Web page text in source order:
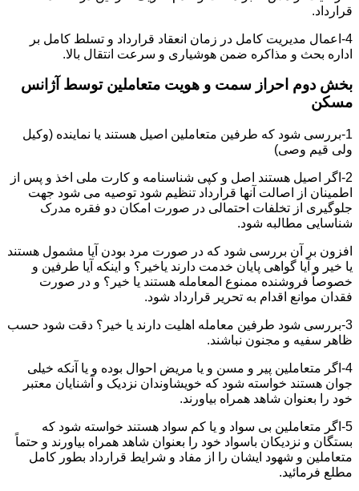
قرارداد.
4-اعمال مدیریت کامل در زمان انعقاد قرارداد و تسلط کامل بر
اداره بحث و مذاکره ضمن هوشیاری و سرعت انتقال بالا.
بخش دوم احراز سمت و هویت متعاملین توسط آژانس
مسکن
1-بررسی شود که طرفین متعاملین اصیل هستند یا نماینده (وکیل
ولی قیم وصی)
2-اگر اصیل هستند اصل و کپی شناسنامه و کارت ملی اخذ و پس از
اطمینان از اصالت آنها قرارداد تنظیم شود توصیه می شود جهت
جلوگیری از تخلفات احتمالی در صورت امکان دو فقره مدرک
شناسایی مطالبه شود.
افزون بر آن بررسی شود که در صورت مرد بودن آیا مشمول هستند
یا خیر و آیا گواهی پایان خدمت دارند یاخیر؟ و اینکه آیا طرفین و
خصوصاً فروشنده ممنوع المعامله هستند یا خیر؟ و در صورت
فقدان موانع اقدام به تحریر قرارداد شود.
3-بررسی شود طرفین معامله اهلیت دارند یا خیر؟ دقت شود حسب
ظاهر سفیه و مجنون نباشند.
4-اگر متعاملین پیر و مسن و یا مریض احوال بوده و یا آنکه خیلی
جوان هستند خواسته شود که خویشاوندان نزدیک و آشنایان معتبر
خود را بعنوان شاهد همراه بیاورند.
5-اگر متعاملین بی سواد و یا کم سواد هستند خواسته شود که
بستگان و نزدیکان باسواد خود را بعنوان شاهد همراه بیاورند و حتماً
متعاملین و شهود ایشان را از مفاد و شرایط قرارداد بطور کامل
مطلع فرمائید.